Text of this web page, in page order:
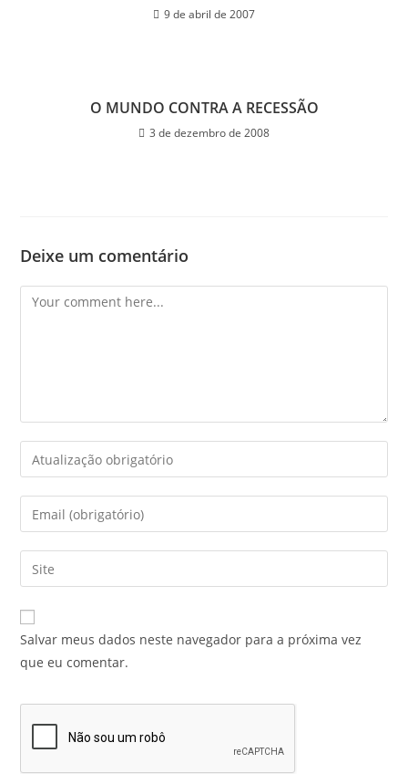
9 de abril de 2007
O MUNDO CONTRA A RECESSÃO
3 de dezembro de 2008
Deixe um comentário
Salvar meus dados neste navegador para a próxima vez
que eu comentar.